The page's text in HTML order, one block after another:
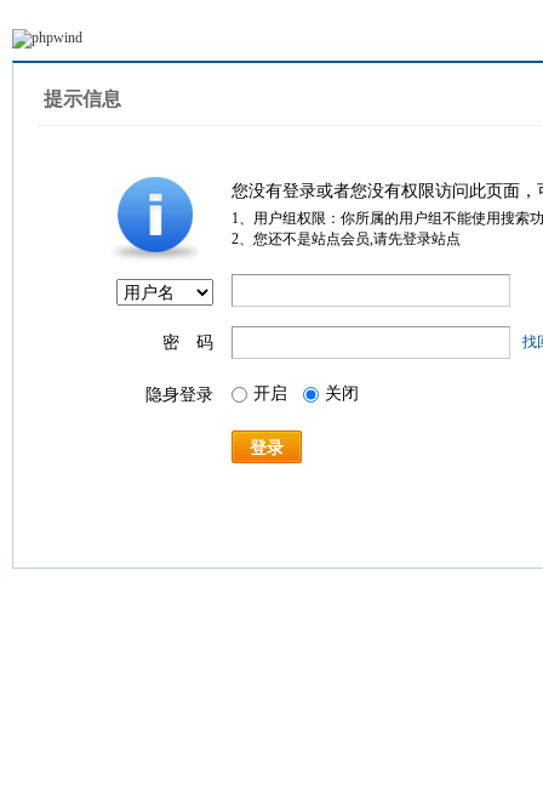
提示信息
您没有登录或者您没有权限访问此页面
1、用户组权限：你所属的用户组不能使用搜索
2、您还不是站点会员,请先登录站点
密 码 找
隐身登录 开启 关闭
登录